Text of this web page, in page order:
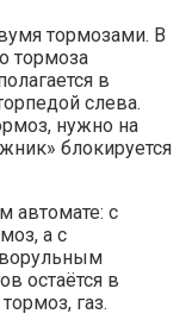
тормозами. В
тормоза
в
слева.
нужно на
блокируется
автомате: с
а с
остаётся в
газ.